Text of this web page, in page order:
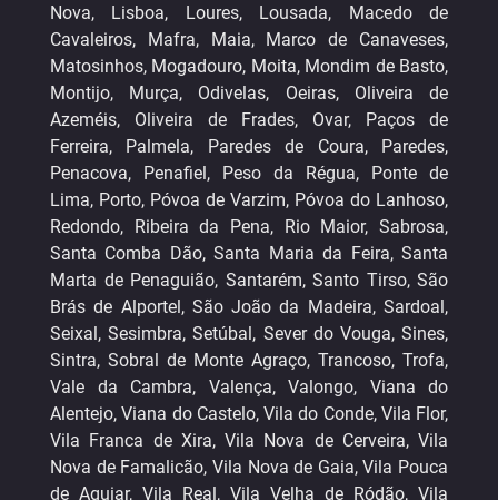
Nova, Lisboa, Loures, Lousada, Macedo de
Cavaleiros, Mafra, Maia, Marco de Canaveses,
Matosinhos, Mogadouro, Moita, Mondim de Basto,
Montijo, Murça, Odivelas, Oeiras, Oliveira de
Azeméis, Oliveira de Frades, Ovar, Paços de
Ferreira, Palmela, Paredes de Coura, Paredes,
Penacova, Penafiel, Peso da Régua, Ponte de
Lima, Porto, Póvoa de Varzim, Póvoa do Lanhoso,
Redondo, Ribeira da Pena, Rio Maior, Sabrosa,
Santa Comba Dão, Santa Maria da Feira, Santa
Marta de Penaguião, Santarém, Santo Tirso, São
Brás de Alportel, São João da Madeira, Sardoal,
Seixal, Sesimbra, Setúbal, Sever do Vouga, Sines,
Sintra, Sobral de Monte Agraço, Trancoso, Trofa,
Vale da Cambra, Valença, Valongo, Viana do
Alentejo, Viana do Castelo, Vila do Conde, Vila Flor,
Vila Franca de Xira, Vila Nova de Cerveira, Vila
Nova de Famalicão, Vila Nova de Gaia, Vila Pouca
de Aguiar, Vila Real, Vila Velha de Ródão, Vila